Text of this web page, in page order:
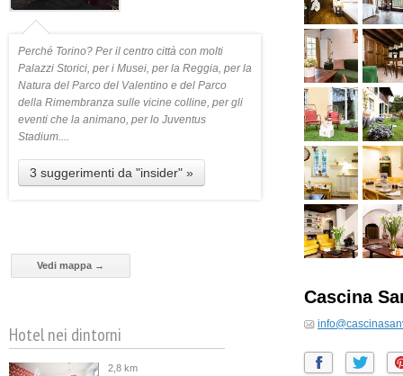
Cascina
Perché Torino? Per il centro città con molti
Palazzi Storici, per i Musei, per la Reggia, per la
Natura del Parco del Valentino e del Parco
della Rimembranza sulle vicine colline, per gli
eventi che la animano, per lo Juventus
Stadium....
3 suggerimenti da "insider" »
Vedi mappa →
Hotel nei dintorni
2,8 km